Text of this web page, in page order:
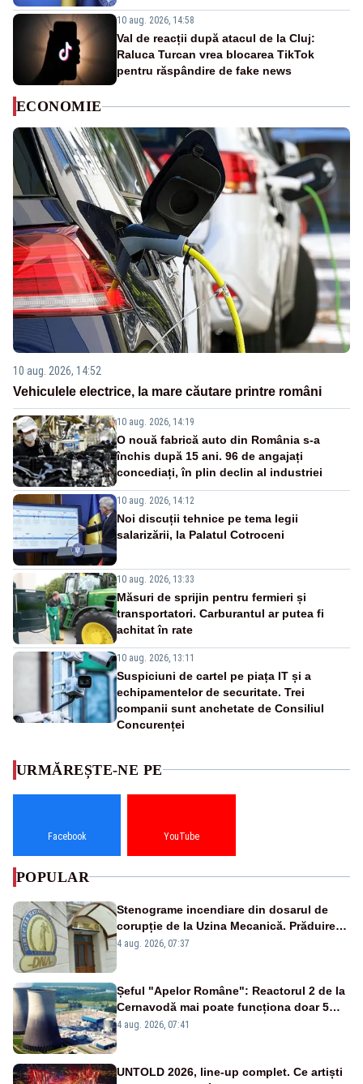
10 aug. 2026, 14:58
Val de reacții după atacul de la Cluj:
Raluca Turcan vrea blocarea TikTok
pentru răspândire de fake news
ECONOMIE
10 aug. 2026, 14:52
Vehiculele electrice, la mare căutare printre români
10 aug. 2026, 14:19
O nouă fabrică auto din România s-a
închis după 15 ani. 96 de angajați
concediați, în plin declin al industriei
10 aug. 2026, 14:12
Noi discuții tehnice pe tema legii
salarizării, la Palatul Cotroceni
10 aug. 2026, 13:33
Măsuri de sprijin pentru fermieri și
transportatori. Carburantul ar putea fi
achitat în rate
10 aug. 2026, 13:11
Suspiciuni de cartel pe piața IT și a
echipamentelor de securitate. Trei
companii sunt anchetate de Consiliul
Concurenței
URMĂREȘTE-NE PE
Facebook YouTube
POPULAR
Stenograme incendiare din dosarul de
corupție de la Uzina Mecanică. Prăduirea
banilor din programul SAFE, interceptată
4 aug. 2026, 07:37
Șeful "Apelor Române": Reactorul 2 de la
Cernavodă mai poate funcționa doar 5
zile
4 aug. 2026, 07:41
UNTOLD 2026, line-up complet. Ce artiști